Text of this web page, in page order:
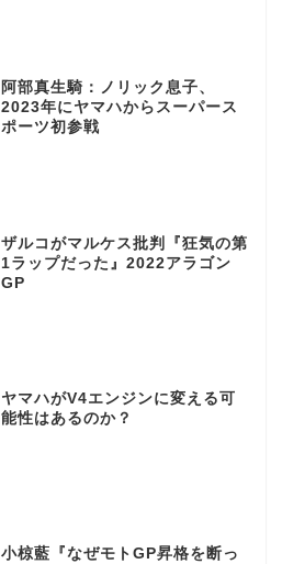
阿部真生騎：ノリック息子、
2023年にヤマハからスーパース
ポーツ初参戦
ザルコがマルケス批判『狂気の第
1ラップだった』2022アラゴン
GP
ヤマハがV4エンジンに変える可
能性はあるのか？
小椋藍『なぜモトGP昇格を断っ